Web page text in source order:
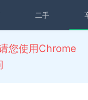
二手
您使用Chrome